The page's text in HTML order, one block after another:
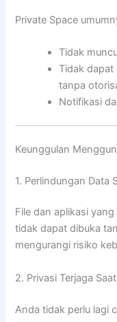
Private Space
Tidak
Tidak dapat
tanpa
Notifikasi
Keunggulan
1. Perlindungan Data
File dan aplikasi
tidak dapat dibuka
mengurangi risiko
2. Privasi Terjaga
Anda tidak perlu lagi